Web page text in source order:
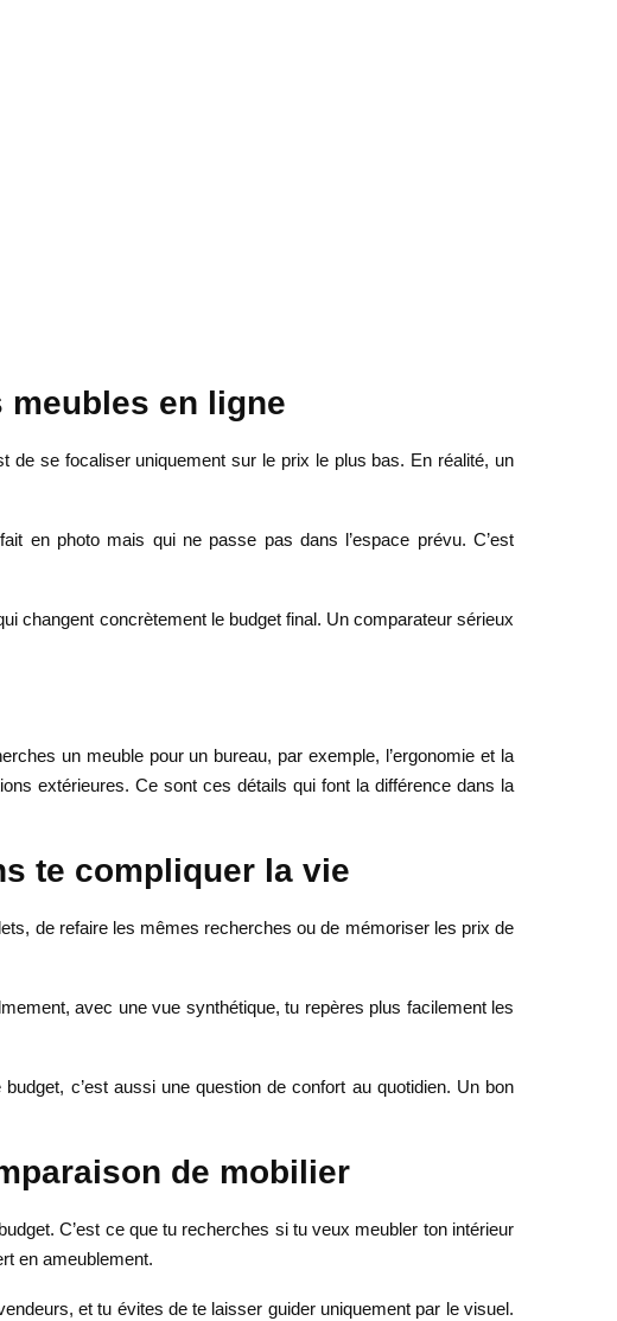
en ligne
de se focaliser uniquement sur le prix le plus bas. En réalité, un
en photo mais qui ne passe pas dans l’espace prévu. C’est
changent concrètement le budget final. Un comparateur sérieux
un meuble pour un bureau, par exemple, l’ergonomie et la
extérieures. Ce sont ces détails qui font la différence dans la
te compliquer la vie
de refaire les mêmes recherches ou de mémoriser les prix de
avec une vue synthétique, tu repères plus facilement les
c’est aussi une question de confort au quotidien. Un bon
de mobilier
C’est ce que tu recherches si tu veux meubler ton intérieur
en ameublement.
et tu évites de te laisser guider uniquement par le visuel.